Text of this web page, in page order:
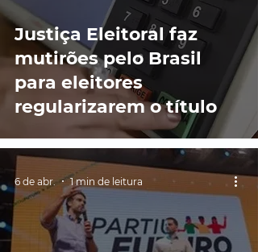
Justiça Eleitoral faz
mutirões pelo Brasil
para eleitores
regularizarem o título
6 de abr. 1 min de leitura